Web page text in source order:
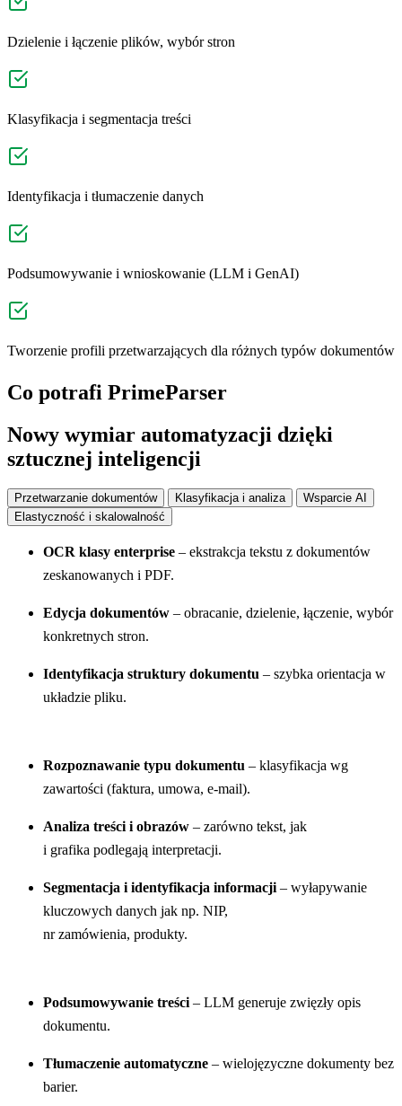
Dzielenie i łączenie plików, wybór stron
Klasyfikacja i segmentacja treści
Identyfikacja i tłumaczenie danych
Podsumowywanie i wnioskowanie (LLM i GenAI)
Tworzenie profili przetwarzających dla różnych typów dokumentów
Co potrafi PrimeParser
Nowy wymiar automatyzacji dzięki
sztucznej inteligencji
Przetwarzanie dokumentów Klasyfikacja i analiza
Wsparcie AI
Elastyczność i skalowalność
OCR klasy enterprise – ekstrakcja tekstu z dokumentów
zeskanowanych i PDF.
Edycja dokumentów – obracanie, dzielenie, łączenie, wybór
konkretnych stron.
Identyfikacja struktury dokumentu – szybka orientacja w
układzie pliku.
Rozpoznawanie typu dokumentu – klasyfikacja wg
zawartości (faktura, umowa, e-mail).
Analiza treści i obrazów – zarówno tekst, jak
i grafika podlegają interpretacji.
Segmentacja i identyfikacja informacji– wyłapywanie
kluczowych danych jak np. NIP,
nr zamówienia, produkty.
Podsumowywanie treści– LLM generuje zwięzły opis
dokumentu.
Tłumaczenie automatyczne – wielojęzyczne dokumenty bez
barier.